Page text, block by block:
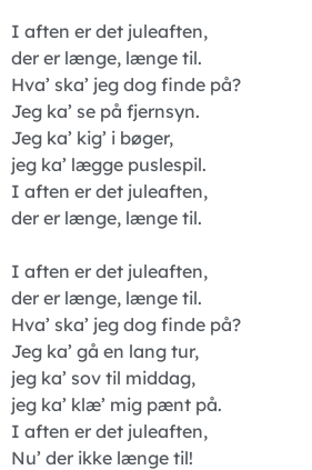
I aften er det juleaften,
der er længe, længe til.
Hva’ ska’ jeg dog finde på?
Jeg ka’ se på fjernsyn.
Jeg ka’ kig’ i bøger,
jeg ka’ lægge puslespil.
I aften er det juleaften,
der er længe, længe til.
I aften er det juleaften,
der er længe, længe til.
Hva’ ska’ jeg dog finde på?
Jeg ka’ gå en lang tur,
jeg ka’ sov til middag,
jeg ka’ klæ’ mig pænt på.
I aften er det juleaften,
Nu’ der ikke længe til!